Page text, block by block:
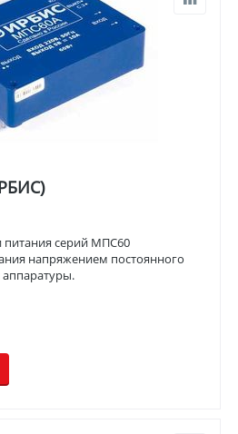
серий МПС60
напряжением постоянного
аппаратуры.